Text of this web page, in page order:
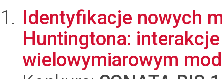
Identyfikacje nowych
Huntingtona:
wielowymiarowym